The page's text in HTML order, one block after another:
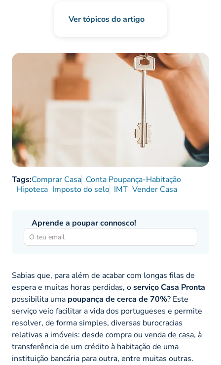
Ver tópicos do artigo
Tags:Comprar Casa Conta Poupança-Habitação
Hipoteca Imposto do selo IMT Vender Casa
Aprende a poupar connosco!
Sabias que, para além de acabar com longas filas de
espera e muitas horas perdidas, oserviço Casa Pronta
possibilita uma poupança de cerca de 70%? Este
serviço veio facilitar a vida dos portugueses e permite
resolver, de forma simples, diversas burocracias
relativas a imóveis: desde compra ou venda de casa, à
transferência de um crédito à habitação de uma
instituição bancária para outra, entre muitas outras.